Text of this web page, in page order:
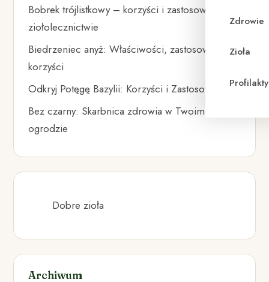
Zdrowie
Zioła
Bobrek trójlistkowy – korzyści i zastosowanie w
ziołolecznictwie
Biedrzeniec anyż: Właściwości, zastosowania i
korzyści
Odkryj Potęgę Bazylii: Korzyści i Zastosowania
Bez czarny: Skarbnica zdrowia w Twoim
ogrodzie
Dobre zioła
Archiwum